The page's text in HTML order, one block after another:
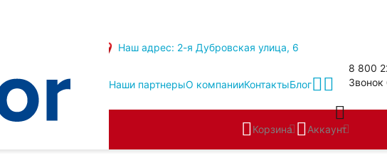
Наш адрес: 2-я Дубровская улица, 6
Наши партнерыО компанииКонтактыБлог
8 800
Звонок
Корзина Аккаунт